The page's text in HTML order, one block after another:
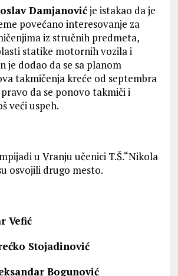
Damjanovićje istakao da je
povećano interesovanje za
iz stručnih predmeta,
statike motornih vozila i
je dodao da se sa planom
takmičenja kreće od septembra
da se ponovo takmiči i
veći uspeh.
u Vranju učenici T.Š.“Nikola
osvojili drugo mesto.
Vefić
Stojadinović
Bogunović